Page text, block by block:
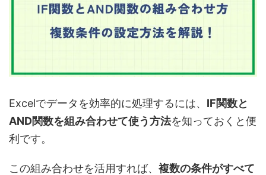
Excelでデータを効率的に処理するには、 IF関数と
AND関数を組み合わせて使う方法を知っておくと便
利です。
この組み合わせを活用すれば、 複数の条件がすべて